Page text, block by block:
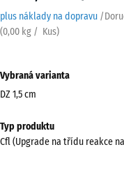
plus náklady na dopravu /
(0,00 kg / Kus)
Vybraná varianta
DZ 1,5 cm
pro
dopravu
Typ produktu
Cfl (Upgrade na třídu reakce